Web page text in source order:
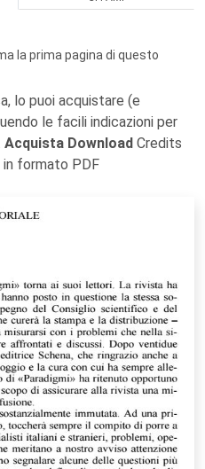
la prima pagina di questo
lo puoi acquistare (e
le facili indicazioni per
Acquista Download Credits
formato PDF